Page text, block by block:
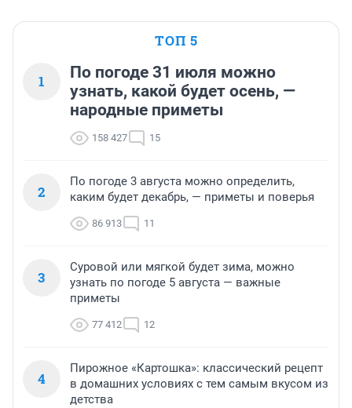
ТОП 5
1
По погоде 31 июля можно
узнать, какой будет осень, —
народные приметы
158 427 15
2
По погоде 3 августа можно определить,
каким будет декабрь, — приметы и поверья
86 913 11
3
Суровой или мягкой будет зима, можно
узнать по погоде 5 августа — важные
приметы
77 412 12
4
Пирожное «Картошка»: классический рецепт
в домашних условиях с тем самым вкусом из
детства